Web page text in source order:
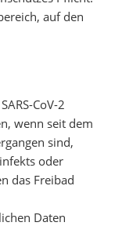
auf den
CoV-2
wenn seit dem
sind,
oder
das Freibad
Daten